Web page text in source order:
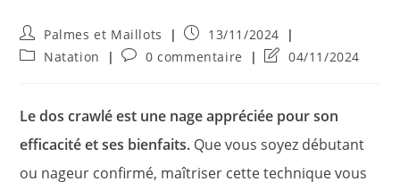
Auteur/autrice
de
la
Palmes et Maillots
Publication
publiée :
13/11/2024
PostNatation
Commentaires
0 commentaire
Dernière
publication :
04/11/2024
Le dos crawlé est une nage appréciée pour son
efficacité et ses bienfaits. Que vous soyez débutant
ou nageur confirmé, maîtriser cette technique vous